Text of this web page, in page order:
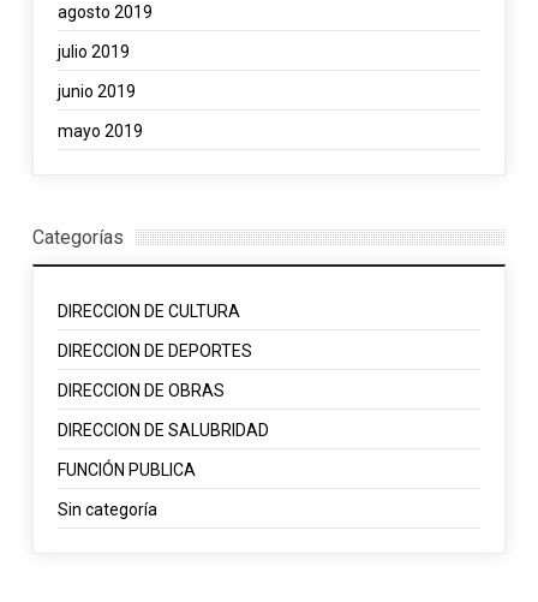
agosto 2019
julio 2019
junio 2019
mayo 2019
Categorías
DIRECCION DE CULTURA
DIRECCION DE DEPORTES
DIRECCION DE OBRAS
DIRECCION DE SALUBRIDAD
FUNCIÓN PUBLICA
Sin categoría